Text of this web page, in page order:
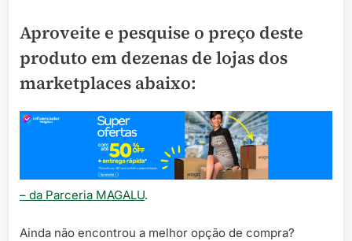
Aproveite e pesquise o preço deste
produto em dezenas de lojas dos
marketplaces abaixo:
– da Parceria MAGALU.
Ainda não encontrou a melhor opção de compra?